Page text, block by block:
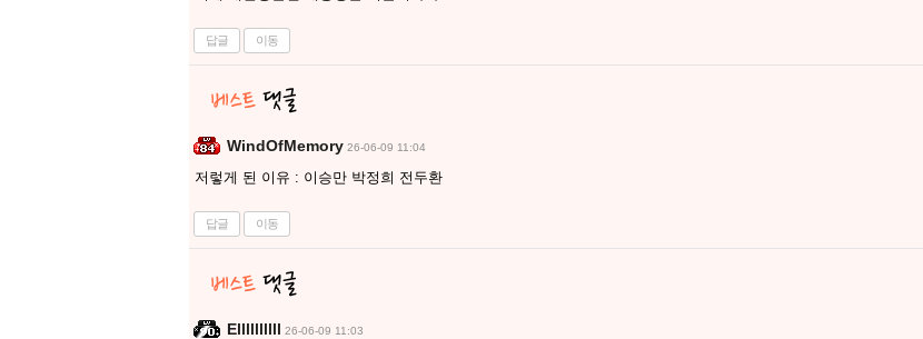
답글 이동
WindOfMemory 26-06-09 11:04
저렇게 된 이유 : 이승만 박정희 전두환
답글 이동
Ellllllllll 26-06-09 11:03